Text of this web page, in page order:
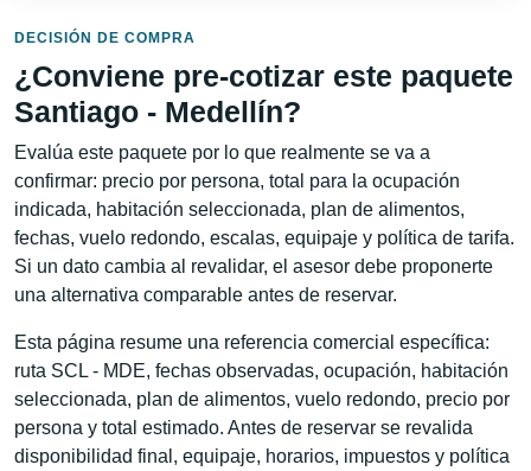
DECISIÓN DE COMPRA
¿Conviene pre-cotizar este paquete
Santiago - Medellín?
Evalúa este paquete por lo que realmente se va a
confirmar: precio por persona, total para la ocupación
indicada, habitación seleccionada, plan de alimentos,
fechas, vuelo redondo, escalas, equipaje y política de tarifa.
Si un dato cambia al revalidar, el asesor debe proponerte
una alternativa comparable antes de reservar.
Esta página resume una referencia comercial específica:
ruta SCL - MDE, fechas observadas, ocupación, habitación
seleccionada, plan de alimentos, vuelo redondo, precio por
persona y total estimado. Antes de reservar se revalida
disponibilidad final, equipaje, horarios, impuestos y política